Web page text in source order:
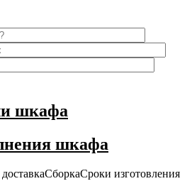
шкафа
шкафа
СборкаСроки изготовления